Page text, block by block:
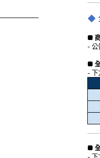
◆
■
- 公
■
- 下
■